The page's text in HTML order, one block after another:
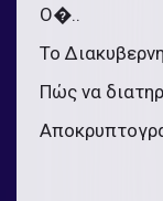
Ο�..
Το
Πώς να